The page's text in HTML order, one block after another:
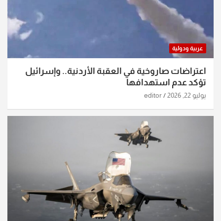
عربية ودولية
اعتراضات صاروخية في العقبة الأردنية.. وإسرائيل
تؤكد عدم استهدافها
يوليو 22, 2026 editor